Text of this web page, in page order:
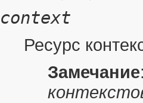
context
Ресурс
Замечание